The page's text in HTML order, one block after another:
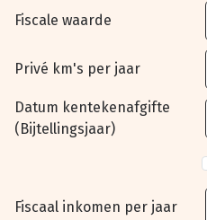
Fiscale waarde
Privé km's per jaar
Datum kentekenafgifte
(Bijtellingsjaar)
Fiscaal inkomen per jaar